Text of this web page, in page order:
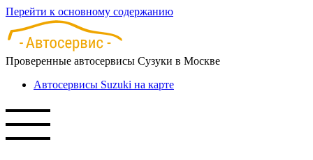
Перейти к основному содержанию
Проверенные автосервисы Сузуки в Москве
Автосервисы Suzuki на карте